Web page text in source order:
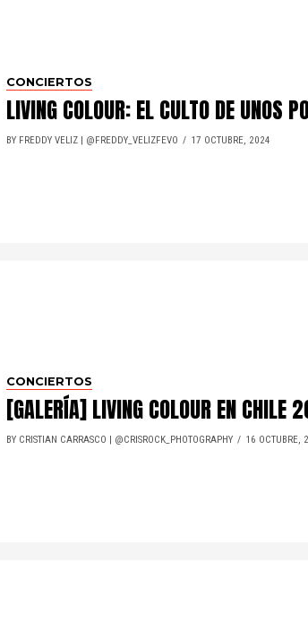
CONCIERTOS
LIVING COLOUR: EL CULTO DE UNOS
BY FREDDY VELIZ | @FREDDY_VELIZFEVO 17 OCTUBRE, 2024
CONCIERTOS
[GALERÍA] LIVING COLOUR EN CHILE
BY CRISTIAN CARRASCO | @CRISROCK_PHOTOGRAPHY 16 OCTUBRE,